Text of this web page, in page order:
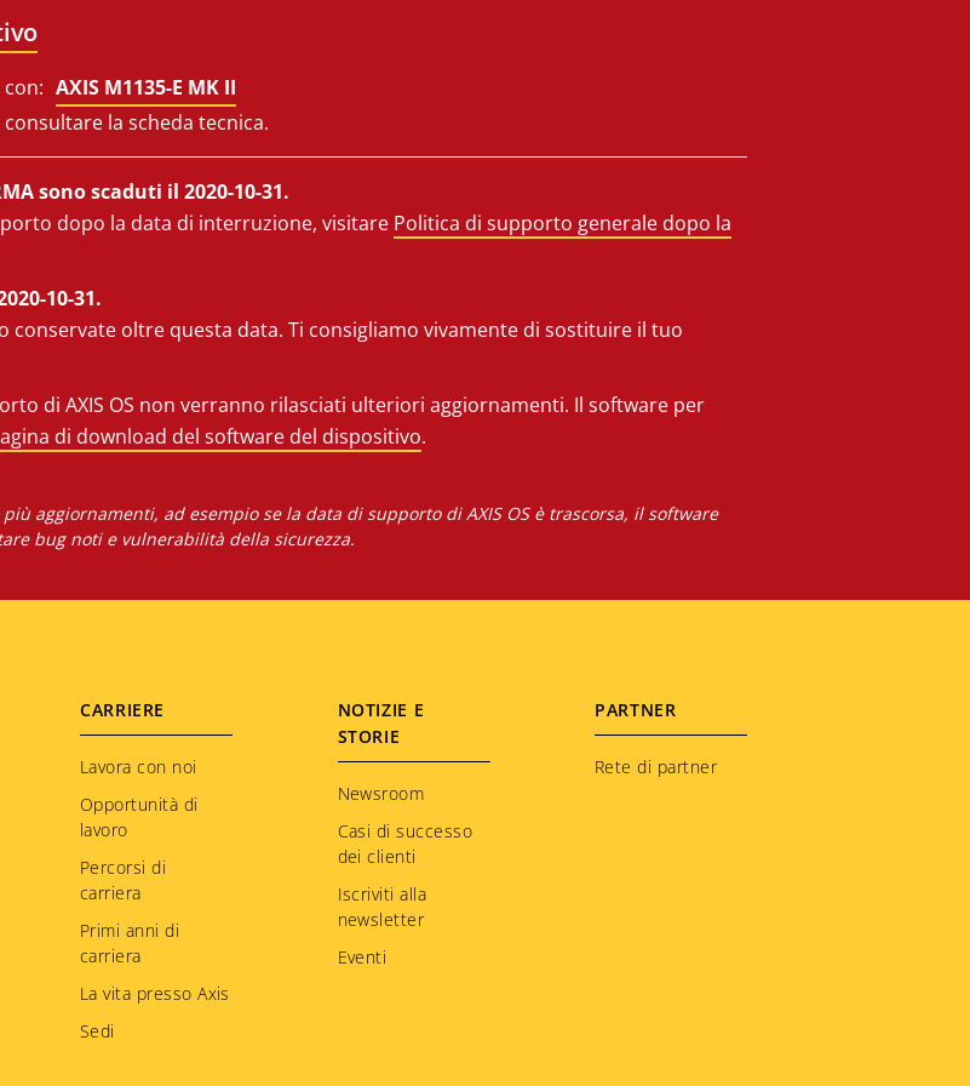
AXIS M1135-E MK II
la scheda tecnica.
sono scaduti il 2020-10-31.
dopo la data di interruzione, visitare Politica di supporto generale dopo la
10-31.
conservate oltre questa data. Ti consigliamo vivamente di sostituire il tuo
di AXIS OS non verranno rilasciati ulteriori aggiornamenti. Il software per
di download del software del dispositivo.
aggiornamenti, ad esempio se la data di supporto di AXIS OS è trascorsa, il software
bug noti e vulnerabilità della sicurezza.
CARRIERE
Lavora con noi
Opportunità di
lavoro
Percorsi di
carriera
Primi anni di
carriera
La vita presso Axis
Sedi
NOTIZIE E
STORIE
Newsroom
Casi di successo
dei clienti
Iscriviti alla
newsletter
Eventi
PARTNER
Rete di partner